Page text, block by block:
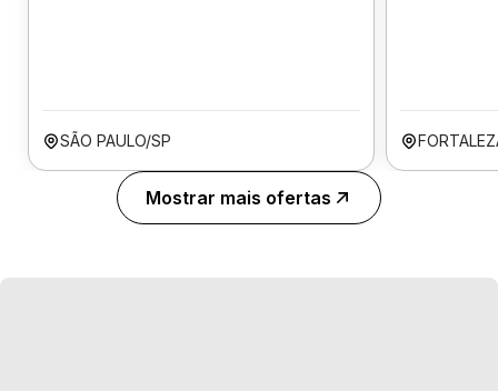
SÃO PAULO/SP
Mostrar mais ofertas